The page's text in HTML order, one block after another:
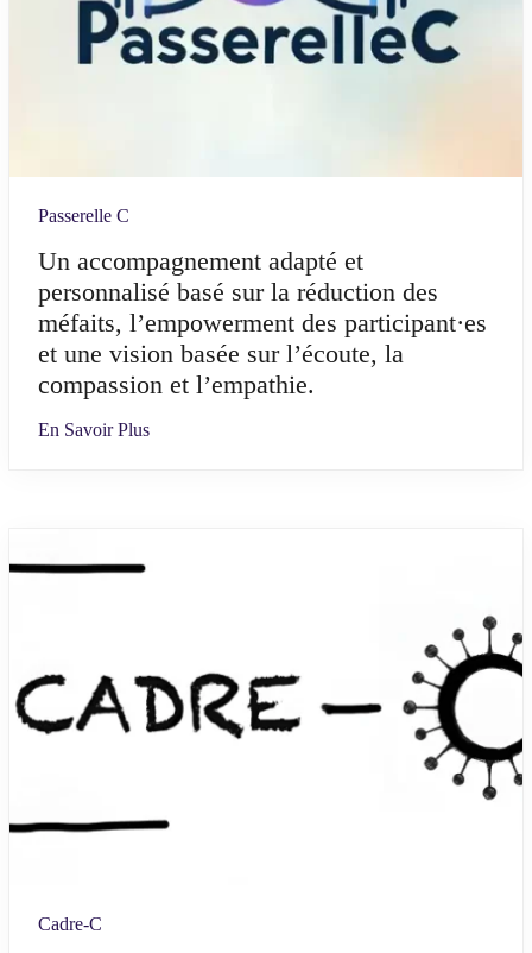
Passerelle C
Un accompagnement adapté et
personnalisé basé sur la réduction des
méfaits, l’empowerment des participant·es
et une vision basée sur l’écoute, la
compassion et l’empathie.
En Savoir Plus
Cadre-C